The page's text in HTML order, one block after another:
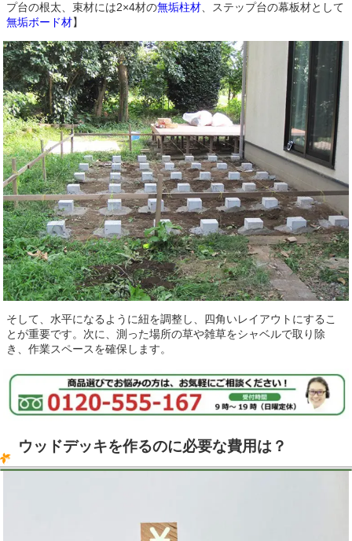
プ台の根太、束材には2×4材の無垢柱材 、ステップ台の幕板材として
無垢ボード材】
そして、水平になるように紐を調整し、四角いレイアウトにするこ
とが重要です。次に、測った場所の草や雑草をシャベルで取り除
き、作業スペースを確保します。
ウッドデッキを作るのに必要な費用は？